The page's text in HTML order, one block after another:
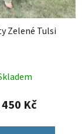
Zelené Tulsi
Kč